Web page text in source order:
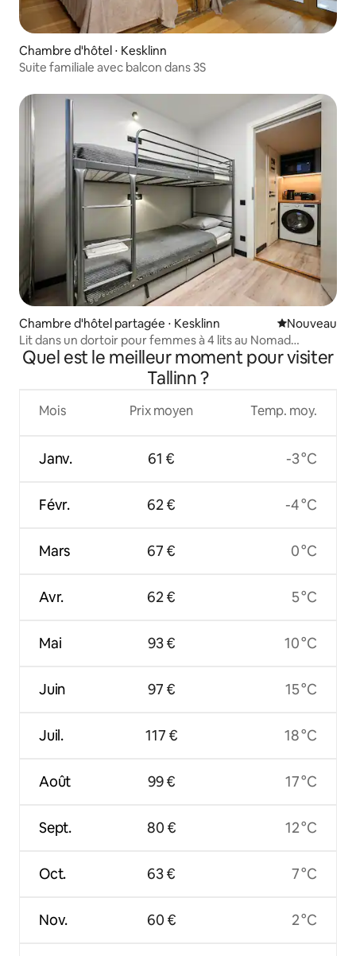
Chambre d'hôtel ⋅ Kesklinn
Suite familiale avec balcon dans 3S
Chambre d'hôtel partagée ⋅ Kesklinn Nouvel
Nouveau
Lit dans un dortoir pour femmes à 4 lits au Nomad
Boutique Hostel
Quel est le meilleur moment pour visiter
Tallinn ?
Mois
Janv.
Févr.
Mars
Avr.
Mai
Juin
Juil.
Août
Sept.
Oct.
Nov.
Prix moyen
61 €
62 €
67 €
62 €
93 €
97 €
117 €
99 €
80 €
63 €
60 €
Temp. moy.
-3 °C
-4 °C
0 °C
5 °C
10 °C
15 °C
18 °C
17 °C
12 °C
7 °C
2 °C